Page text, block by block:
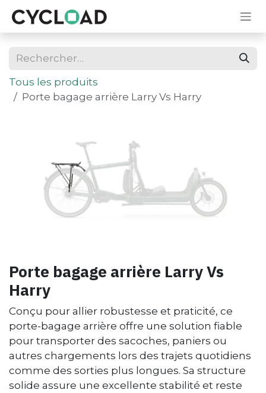
Se rendre au contenu
Tous les produits
Porte bagage arrière Larry Vs Harry
Porte bagage arrière Larry Vs
Harry
Conçu pour allier robustesse et praticité, ce
porte-bagage arrière offre une solution fiable
pour transporter des sacoches, paniers ou
autres chargements lors des trajets quotidiens
comme des sorties plus longues. Sa structure
solide assure une excellente stabilité et reste